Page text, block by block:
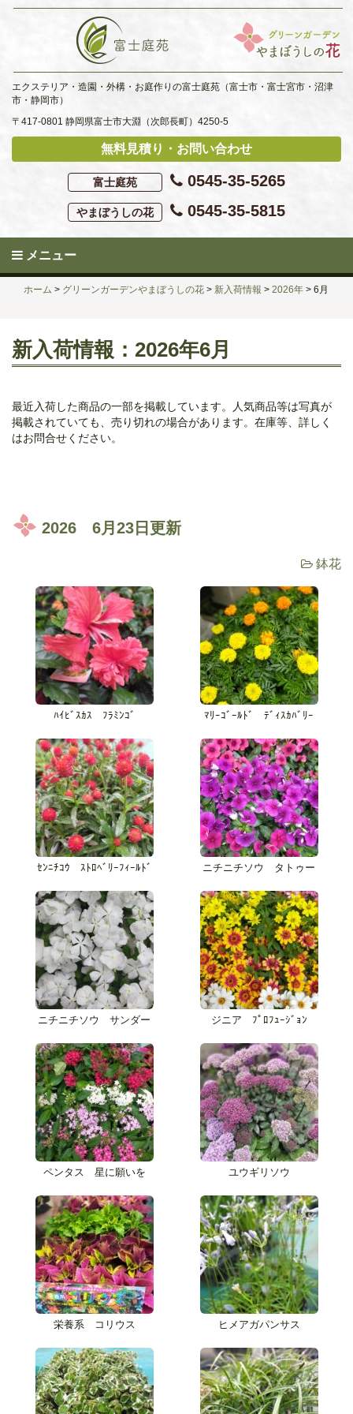
Skip
エクステリア・造園・外構・お庭作りの富士庭苑（富士市・富士宮市・沼津
市・静岡市）
〒417-0801 静岡県富士市大淵（次郎長町）4250-5
無料見積り・お問い合わせ
富士庭苑 0545-35-5265
やまぼうしの花 0545-35-5815
メニュー
ホーム > グリーンガーデンやまぼうしの花 > 新入荷情報 > 2026年 > 6月
新入荷情報：2026年6月
最近入荷した商品の一部を掲載しています。人気商品等は写真が
掲載されていても、売り切れの場合があります。在庫等、詳しく
はお問合せください。
2026 6月23日更新
鉢花
ﾊｲﾋﾞｽｶｽ ﾌﾗﾐﾝｺﾞ ﾏﾘｰｺﾞｰﾙﾄﾞ ﾃﾞｨｽｶﾊﾞﾘｰ
ｾﾝﾆﾁｺｳ ｽﾄﾛﾍﾞﾘｰﾌｨｰﾙﾄﾞ ニチニチソウ タトゥー
ニチニチソウ サンダー ジニア ﾌﾟﾛﾌｭｰｼﾞｮﾝ
ペンタス 星に願いを ユウギリソウ
栄養系 コリウス ヒメアガパンサス